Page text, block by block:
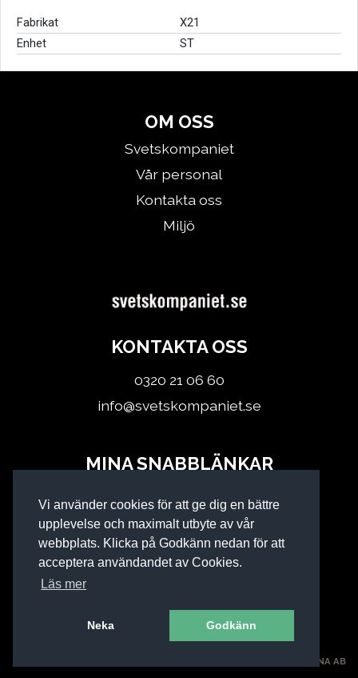
Vi använder cookies för att ge dig en bättre
upplevelse och maximalt utbyte av vår
webbplats. Klicka på Godkänn nedan för att
acceptera användandet av Cookies.
Läs mer
Neka Godkänn
Fabrikat
X21
Enhet
ST
OM OSS
Svetskompaniet
Vår personal
Kontakta oss
Miljö
KONTAKTA OSS
0320 21 06 60
info@svetskompaniet.se
MINA SNABBLÄNKAR
Köpvillkor
SVETSKOMPANIET I KINNA AB